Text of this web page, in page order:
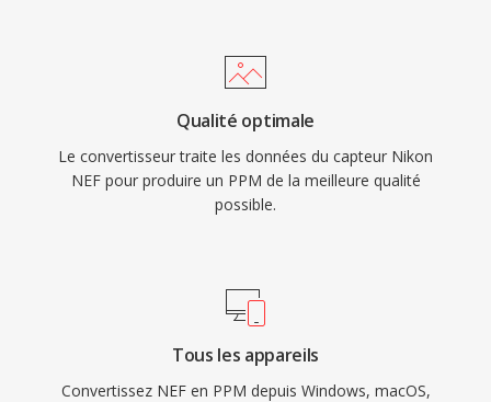
Qualité optimale
Le convertisseur traite les données du capteur Nikon
NEF pour produire un PPM de la meilleure qualité
possible.
Tous les appareils
Convertissez NEF en PPM depuis Windows, macOS,